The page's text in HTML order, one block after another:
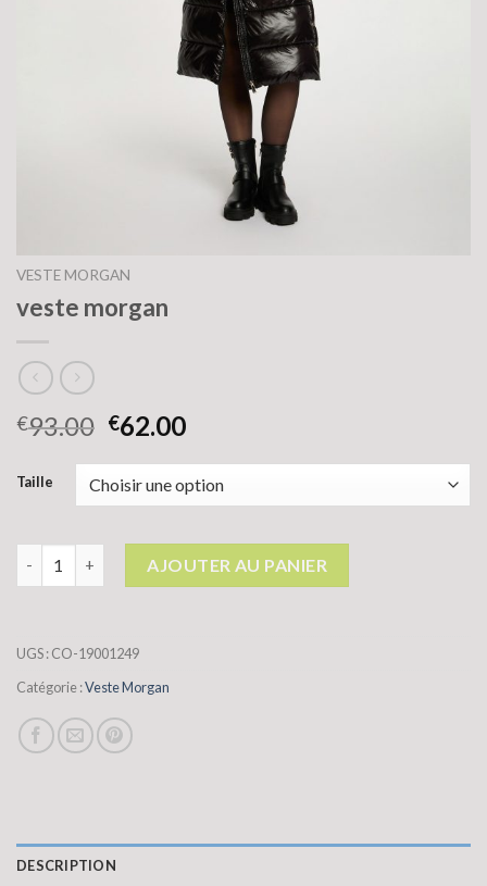
VESTE MORGAN
veste morgan
€93.00 €62.00
Taille
AJOUTER AU PANIER
UGS :CO-19001249
Catégorie :Veste Morgan
DESCRIPTION